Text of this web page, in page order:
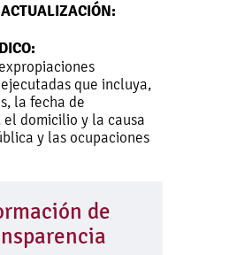
que incluya,
la fecha de
el domicilio y la causa
y las ocupaciones
de